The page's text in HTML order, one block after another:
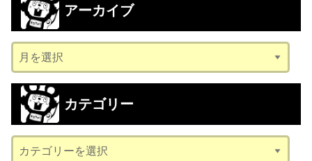
アーカイブ
ー
カ
ブ
カテゴリー